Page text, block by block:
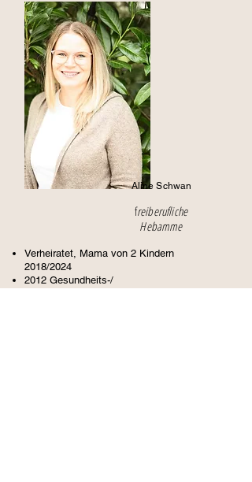
Aline Schwan
​freiberufliche
Hebamme
Verheiratet, Mama von 2 Kindern
2018/2024
2012 Gesundheits-/